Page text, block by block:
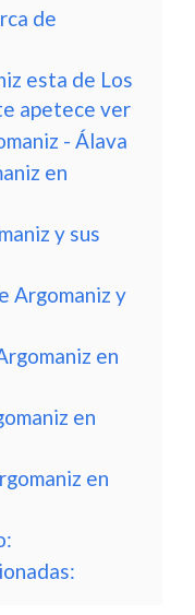
de
esta de Los
apetece ver
- Álava
en
y sus
Argomaniz y
en
en
en